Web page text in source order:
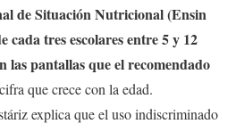
de Situación Nutricional (Ensin
cada tres escolares entre 5 y 12
las pantallas que el recomendado
que crece con la edad.
explica que el uso indiscriminado